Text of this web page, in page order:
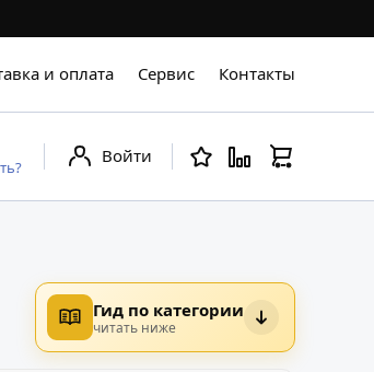
и оплата Сервис Контакты
Войти
Гид по категории
читать ниже